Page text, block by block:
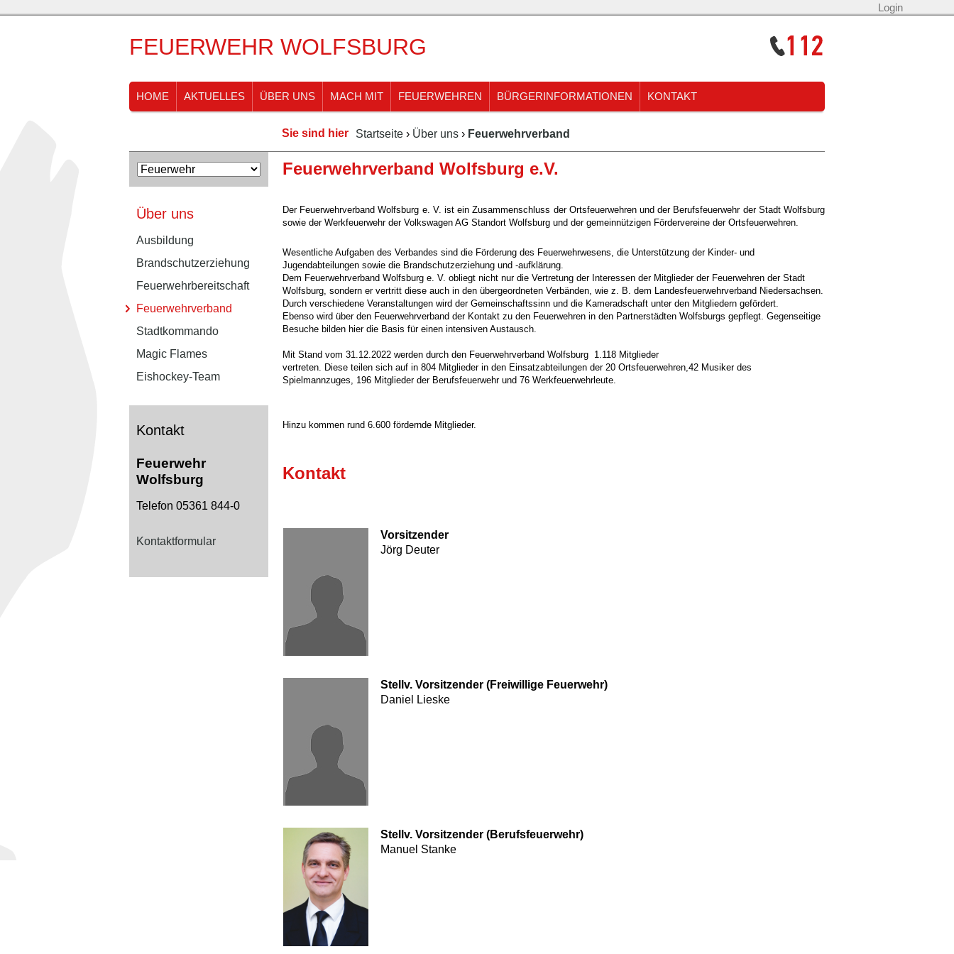
Login
FEUERWEHR WOLFSBURG
HOME AKTUELLES ÜBER UNS MACH MIT FEUERWEHREN BÜRGERINFORMATIONEN KONTAKT
Sie sind hier Startseite › Über uns › Feuerwehrverband
Feuerwehrverband Wolfsburg e.V.
Der Feuerwehrverband Wolfsburg e. V. ist ein Zusammenschluss der Ortsfeuerwehren undder Berufsfeuerwehr der Stadt Wolfsburg
sowie der Werkfeuerwehr der Volkswagen AG Standort Wolfsburg und der gemeinnützigen Fördervereine der Ortsfeuerwehren.
Wesentliche Aufgaben des Verbandes sind die Förderung des Feuerwehrwesens, die Unterstützung der Kinder- und
Jugendabteilungen sowie die Brandschutzerziehung und -aufklärung.
Dem Feuerwehrverband Wolfsburg e. V. obliegt nicht nur die Vertretung der Interessen der Mitglieder der Feuerwehren der Stadt
Wolfsburg, sondern er vertritt diese auch in den übergeordneten Verbänden, wie z. B. dem Landesfeuerwehrverband Niedersachsen.
Durch verschiedene Veranstaltungen wird der Gemeinschaftssinn und die Kameradschaft unter den Mitgliedern gefördert.
Ebenso wird über den Feuerwehrverband der Kontakt zu den Feuerwehren in den Partnerstädten Wolfsburgs gepflegt. Gegenseitige
Besuche bilden hier die Basis für einen intensiven Austausch.
Mit Stand vom 31.12.2022 werden durch den Feuerwehrverband Wolfsburg 1.118 Mitglieder
vertreten. Diese teilen sich auf in 804 Mitglieder in den Einsatzabteilungen der 20 Ortsfeuerwehren,42 Musiker des
Spielmannzuges, 196 Mitglieder der Berufsfeuerwehr und 76 Werkfeuerwehrleute.
Hinzu kommen rund 6.600 fördernde Mitglieder.
Kontakt
Vorsitzender
Jörg Deuter
Stellv. Vorsitzender (Freiwillige Feuerwehr)
Daniel Lieske
Stellv. Vorsitzender (Berufsfeuerwehr)
Manuel Stanke
Über uns
Ausbildung
Brandschutzerziehung
Feuerwehrbereitschaft
Feuerwehrverband
Stadtkommando
Magic Flames
Eishockey-Team
Kontakt
Feuerwehr
Wolfsburg
Telefon 05361 844-0
Kontaktformular